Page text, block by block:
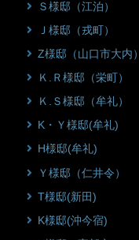
Ｓ様邸（江泊）
Ｊ様邸（戎町）
Z様邸（山口市大内）
Ｋ.Ｒ様邸（栄町）
Ｋ.Ｓ様邸（牟礼）
K・Ｙ様邸(牟礼)
H様邸(牟礼)
Ｙ様邸（仁井令）
T様邸(新田)
K様邸(沖今宿)